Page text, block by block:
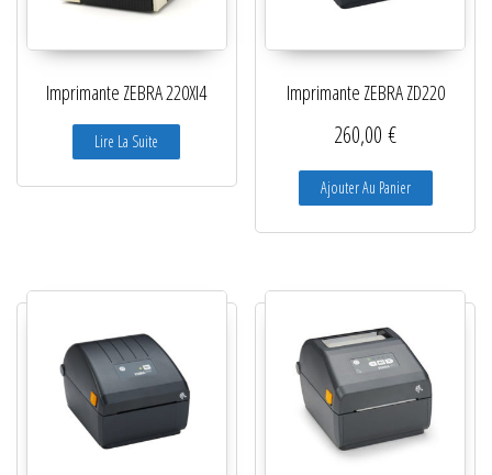
Lecteurs code-barres de présentation
Lecteurs filaires 1D et 2D
Lecteurs sans fil 1D et 2D
Logiciels étiquettes
Rubans transfert thermique
Têtes d'impression
Imprimante ZEBRA 220XI4
Lire La Suite
Imprimante ZEBRA ZD220
260,00€
Ajouter Au Panier